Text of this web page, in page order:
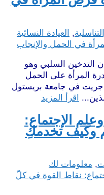
, العيادة النسائية
التدخين السلبي وهو
المرأة على الحمل
في جامعة بريستول
اقرأ المزيد
الإجتماع​:
وكيف تخدمكِ
, معلومات لك